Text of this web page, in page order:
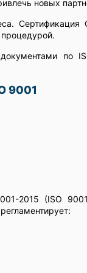
новых
процедурой.
по
9001
2015 (ISO